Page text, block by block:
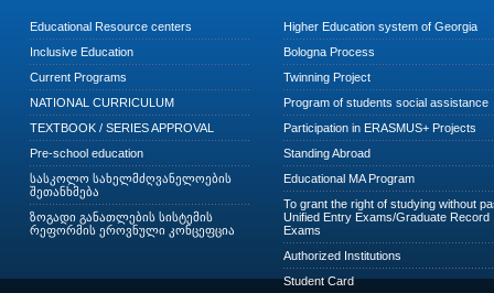
Educational Resource centers
Inclusive Education
Current Programs
NATIONAL CURRICULUM
TEXTBOOK / SERIES APPROVAL
Pre-school education
სასკოლო სახელმძღვანელოების
შეთანხმება
ზოგადი განათლების სისტემის
რეფორმის ეროვნული კონცეფცია
Higher Education system of Georgia
Bologna Process
Twinning Project
Program of students social assistance
Participation in ERASMUS+ Projects
Standing Abroad
Educational MA Program
To grant the right of studying without
Unified Entry Exams/Graduate Record
Exams
Authorized Institutions
Student Card